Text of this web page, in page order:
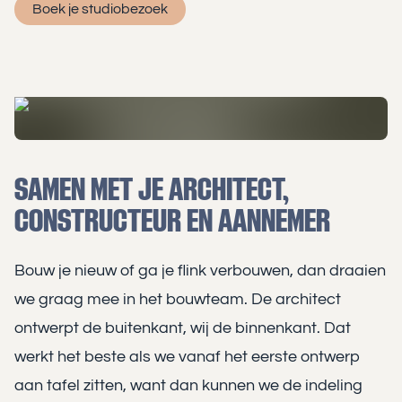
Boek je studiobezoek
SAMEN MET JE ARCHITECT,
CONSTRUCTEUR EN AANNEMER
Bouw je nieuw of ga je flink verbouwen, dan draaien
we graag mee in het bouwteam. De architect
ontwerpt de buitenkant, wij de binnenkant. Dat
werkt het beste als we vanaf het eerste ontwerp
aan tafel zitten, want dan kunnen we de indeling